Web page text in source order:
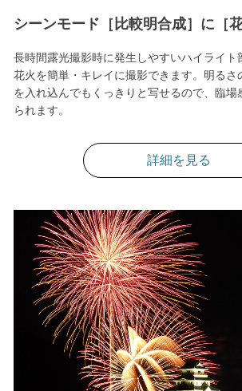
シーンモード［比較明合成］に［
長時間露光撮影時に発生しやすいハイライト
花火を簡単・キレイに撮影できます。明るさ
を入れ込んでもくっきりと写せるので、臨場
られます。
詳細を見る